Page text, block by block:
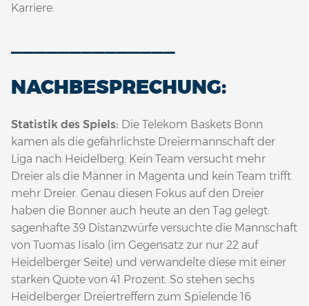
Karriere.
NACHBESPRECHUNG:
Statistik des Spiels: Die Telekom Baskets Bonn
kamen als die gefährlichste Dreiermannschaft der
Liga nach Heidelberg: Kein Team versucht mehr
Dreier als die Männer in Magenta und kein Team trifft
mehr Dreier. Genau diesen Fokus auf den Dreier
haben die Bonner auch heute an den Tag gelegt:
sagenhafte 39 Distanzwürfe versuchte die Mannschaft
von Tuomas Iisalo (im Gegensatz zur nur 22 auf
Heidelberger Seite) und verwandelte diese mit einer
starken Quote von 41 Prozent. So stehen sechs
Heidelberger Dreiertreffern zum Spielende 16